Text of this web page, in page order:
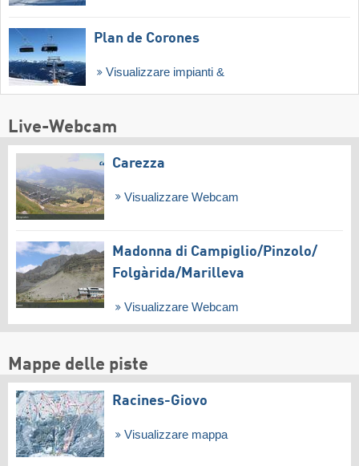
Plan de Corones
Visualizzare impianti &
Live-Webcam
Carezza
Visualizzare Webcam
Madonna di Campiglio/​Pinzolo/​
Folgàrida/​Marilleva
Visualizzare Webcam
Mappe delle piste
Racines-Giovo
Visualizzare mappa